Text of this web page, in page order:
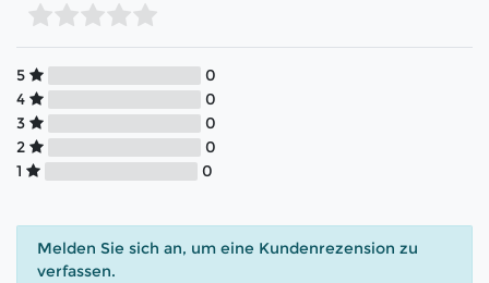
5
0
4
0
3
0
2
0
1
0
Melden Sie sich an, um eine Kundenrezension zu
verfassen.